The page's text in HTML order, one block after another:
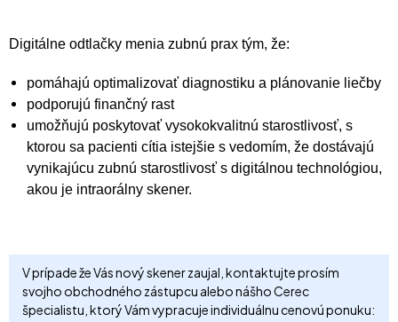
Digitálne odtlačky menia zubnú prax tým, že:
pomáhajú optimalizovať diagnostiku a plánovanie liečby
podporujú finančný rast
umožňujú poskytovať vysokokvalitnú starostlivosť, s
ktorou sa pacienti cítia istejšie s vedomím, že dostávajú
vynikajúcu zubnú starostlivosť s digitálnou technológiou,
akou je intraorálny skener.
V prípade že Vás nový skener zaujal, kontaktujte prosím
svojho obchodného zástupcu alebo nášho Cerec
špecialistu, ktorý Vám vypracuje individuálnu cenovú ponuku: